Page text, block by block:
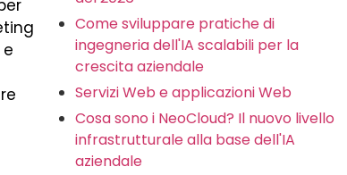
Come sviluppare pratiche di
ingegneria dell'IA scalabili per la
crescita aziendale
Servizi Web e applicazioni Web
Cosa sono i NeoCloud? Il nuovo livello
infrastrutturale alla base dell'IA
aziendale